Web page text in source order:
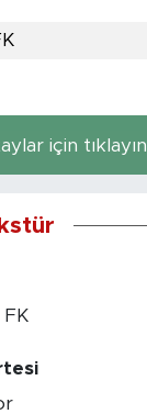
için tıklayın
FK